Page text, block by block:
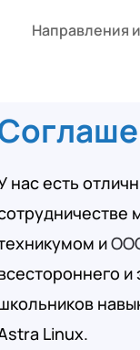
Направления
нас есть
и
и
Linux.